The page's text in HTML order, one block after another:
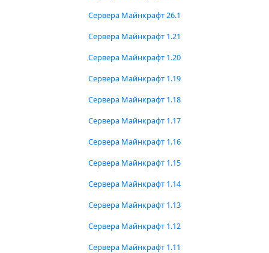
Сервера Майнкрафт 26.1
Сервера Майнкрафт 1.21
Сервера Майнкрафт 1.20
Сервера Майнкрафт 1.19
Сервера Майнкрафт 1.18
Сервера Майнкрафт 1.17
Сервера Майнкрафт 1.16
Сервера Майнкрафт 1.15
Сервера Майнкрафт 1.14
Сервера Майнкрафт 1.13
Сервера Майнкрафт 1.12
Сервера Майнкрафт 1.11